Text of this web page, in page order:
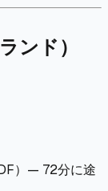
ンド）
）— 72分に途